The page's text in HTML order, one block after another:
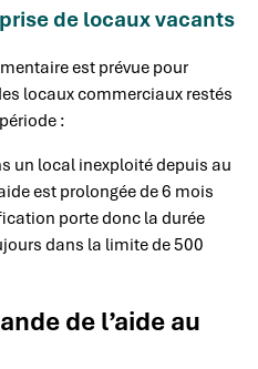
de locaux vacants
est prévue pour
locaux commerciaux restés
:
un local inexploité depuis au
est prolongée de 6 mois
porte donc la durée
dans la limite de 500
de l’aide au